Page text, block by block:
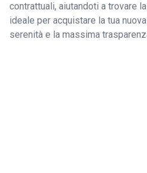
contrattuali, aiutandoti a trovare
ideale per acquistare la tua
serenità e la massima